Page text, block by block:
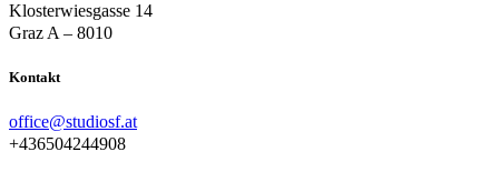
Klosterwiesgasse 14
Graz A – 8010
Kontakt
office@studiosf.at
+436504244908